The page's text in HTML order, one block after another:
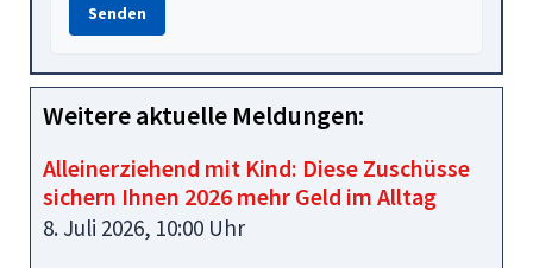
Senden
Weitere aktuelle Meldungen:
Alleinerziehend mit Kind: Diese Zuschüsse
sichern Ihnen 2026 mehr Geld im Alltag
8. Juli 2026, 10:00 Uhr